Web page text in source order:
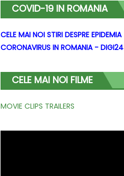
COVID-19 IN ROMANIA
CELE MAI NOI STIRI DESPRE EPIDEMIA
CORONAVIRUS IN ROMANIA - DIGI24
CELE MAI NOI FILME
MOVIE CLIPS TRAILERS